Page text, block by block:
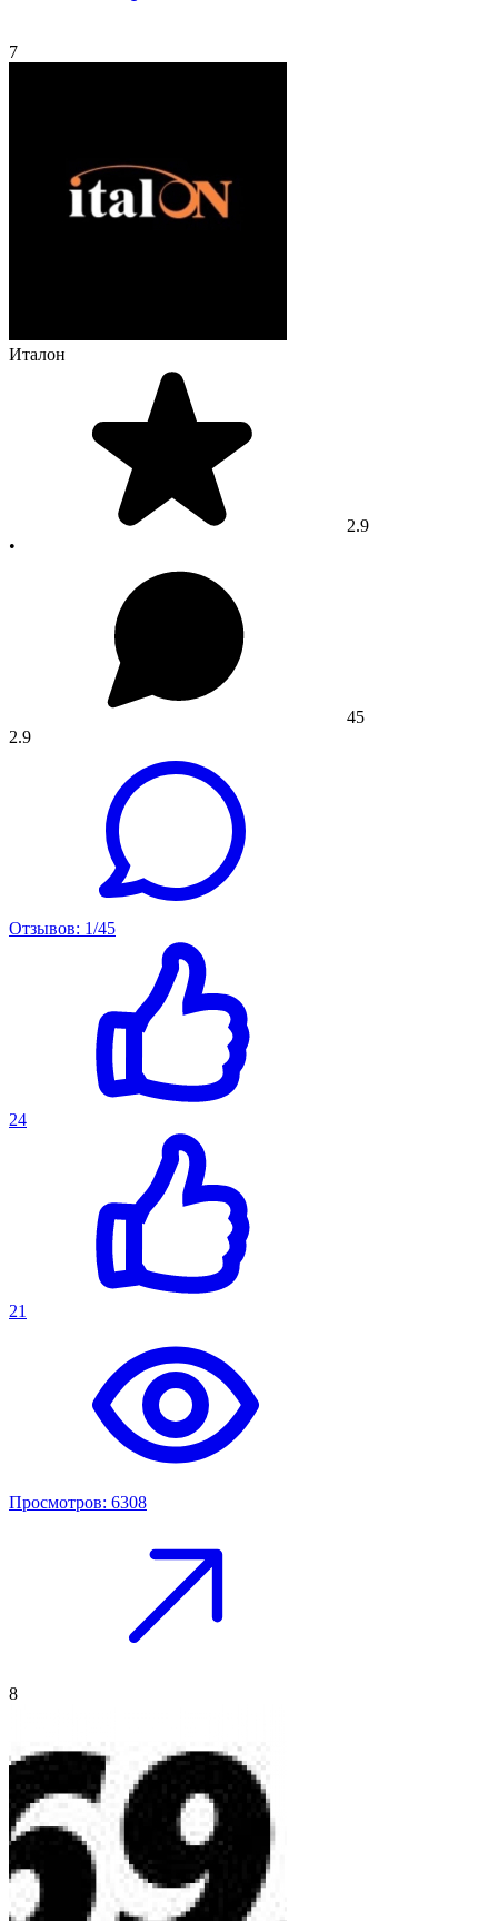
7
Италон
2.9
•
45
2.9
Отзывов: 1/45
24
21
Просмотров: 6308
8